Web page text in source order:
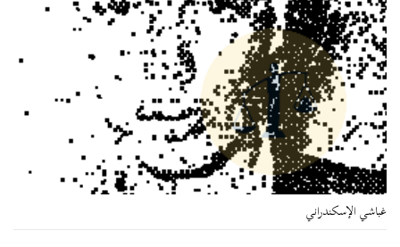
غباشي الإسكندراني